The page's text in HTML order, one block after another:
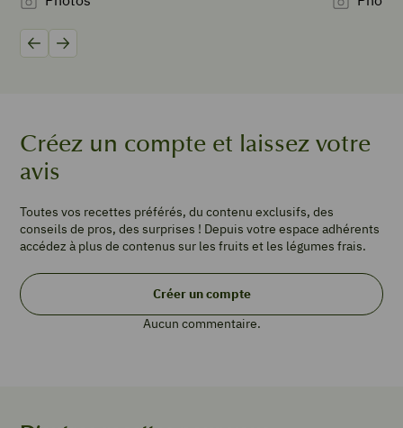
CUISSON
20
pink
lady
½
½
Précédent
Suivant
Créez un compte et laissez votre
avis
Toutes vos recettes préférés, du contenu exclusifs, des
conseils de pros, des surprises ! Depuis votre espace adhérents
accédez à plus de contenus sur les fruits et les légumes frais.
Créer un compte
Aucun commentaire.